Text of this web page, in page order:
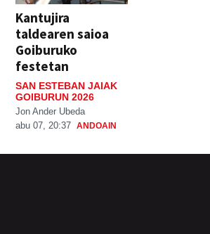
Kantujira
taldearen saioa
Goiburuko
festetan
SAN ESTEBAN JAIAK
GOIBURUN 2026
Jon Ander Ubeda
abu 07, 20:37 ANDOAIN